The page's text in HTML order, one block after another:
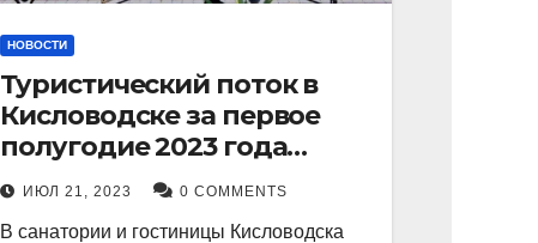
НОВОСТИ
Туристический поток в
Кисловодске за первое
полугодие 2023 года
показал рекордный рост в
21 процент.
ИЮЛ 21, 2023 0 COMMENTS
В санатории и гостиницы Кисловодска